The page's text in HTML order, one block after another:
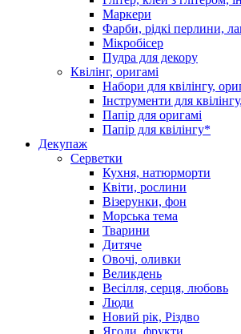
Маркери
Фарби, рідкі перлини,
Мікробісер
Пудра для декору
Квілінг, оригамі
Набори для квілінгу,
Інструменти для
Папір для оригамі
Папір для квілінгу*
Декупаж
Серветки
Кухня, натюрморти
Квіти, рослини
Візерунки, фон
Морська тема
Тварини
Дитяче
Овочі, оливки
Великдень
Весілля, серця, любовь
Люди
Новий рік, Різдво
Ягоди, фрукти